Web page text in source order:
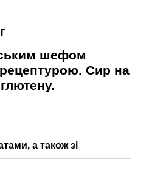
шефом
Сир на
а також зі